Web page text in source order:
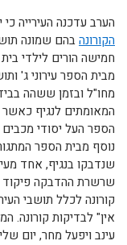
הערב עדכנה העירייה כי יש בעיר 47
הקורונהבהם שמונה
חמישה הורים לילדי
מבית הספר עירוני ג'
הספר העל יסודי
נוסף מבית הספר
שנדבקו בנגיף, אחד
שרשרת ההדבקה פיקוד
קורונה לכלל תושבי
אין" לבדיקות קורונה.
עינב ויפעל מחר, יום שלישי 22.6 מהשעה 12:00